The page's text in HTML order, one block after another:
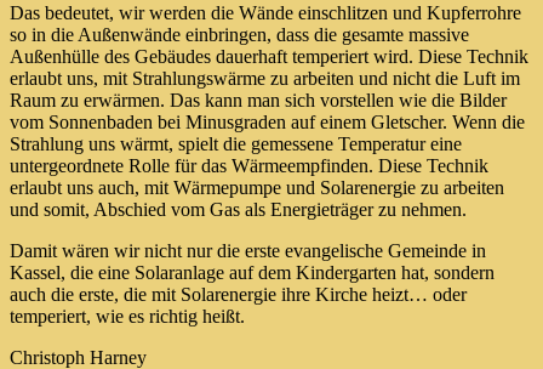
Das bedeutet, wir werden die Wände einschlitzen und Kupferrohre
so in die Außenwände einbringen, dass die gesamte massive
Außenhülle des Gebäudes dauerhaft temperiert wird. Diese Technik
erlaubt uns, mit Strahlungswärme zu arbeiten und nicht die Luft im
Raum zu erwärmen. Das kann man sich vorstellen wie die Bilder
vom Sonnenbaden bei Minusgraden auf einem Gletscher. Wenn die
Strahlung uns wärmt, spielt die gemessene Temperatur eine
untergeordnete Rolle für das Wärmeempfinden. Diese Technik
erlaubt uns auch, mit Wärmepumpe und Solarenergie zu arbeiten
und somit, Abschied vom Gas als Energieträger zu nehmen.
Damit wären wir nicht nur die erste evangelische Gemeinde in
Kassel, die eine Solaranlage auf dem Kindergarten hat, sondern
auch die erste, die mit Solarenergie ihre Kirche heizt… oder
temperiert, wie es richtig heißt.
Christoph Harney